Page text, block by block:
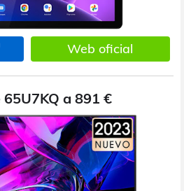
Web oficial
65U7KQ a 891 €